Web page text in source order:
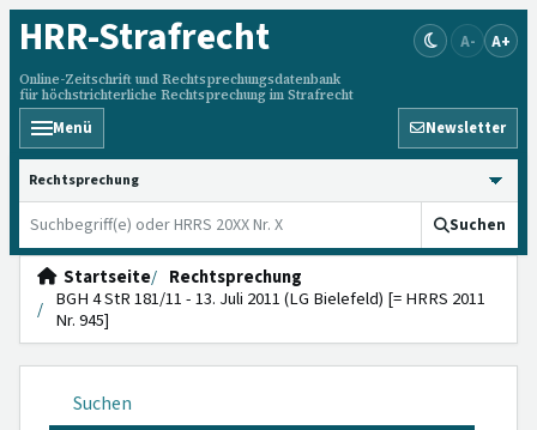
HRR-Strafrecht
Online-Zeitschrift und Rechtsprechungsdatenbank
für höchstrichterliche Rechtsprechung im Strafrecht
A- A+
Menü Newsletter
HRRS durchsuchen
Suchen
Startseite
Rechtsprechung
BGH 4 StR 181/11 - 13. Juli 2011 (LG Bielefeld) [= HRRS 2011
Nr. 945]
Suchen